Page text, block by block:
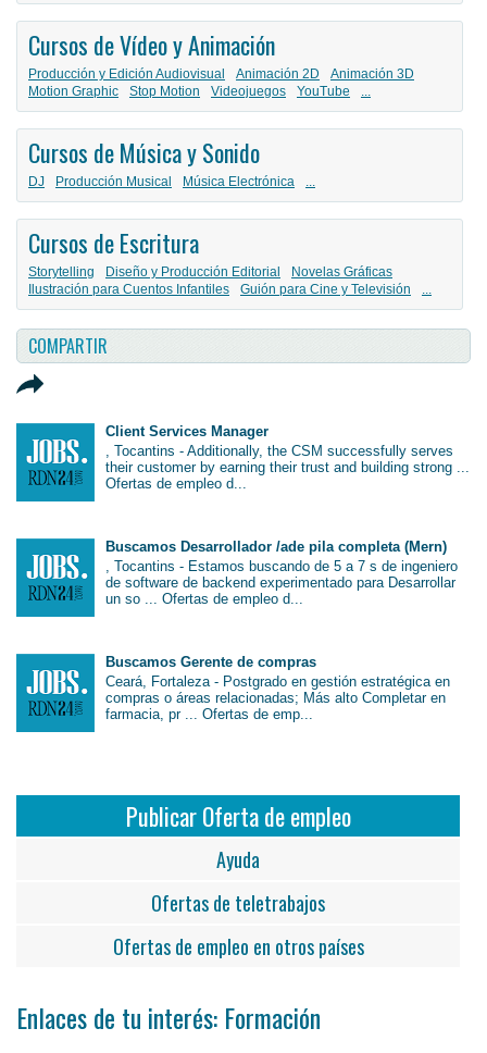
Cursos de Vídeo y Animación
Producción y Edición Audiovisual Animación 2D
Animación 3D
Motion Graphic
Stop Motion Videojuegos YouTube ...
Cursos de Música y Sonido
DJ Producción Musical Música Electrónica ...
Cursos de Escritura
Storytelling Diseño y Producción Editorial
Novelas Gráficas
Ilustración para Cuentos Infantiles
Guión para Cine y Televisión ...
COMPARTIR
Client Services Manager
, Tocantins - Additionally, the CSM successfully serves
their customer by earning their trust and building strong ...
Ofertas de empleo d...
Buscamos Desarrollador /ade pila completa (Mern)
, Tocantins - Estamos buscando de 5 a 7 s de ingeniero
de software de backend experimentado para Desarrollar
un so ... Ofertas de empleo d...
Buscamos Gerente de compras
Ceará, Fortaleza - Postgrado en gestión estratégica en
compras o áreas relacionadas; Más alto Completar en
farmacia, pr ... Ofertas de emp...
Publicar Oferta de empleo
Ayuda
Ofertas de teletrabajos
Ofertas de empleo en otros países
Enlaces de tu interés: Formación